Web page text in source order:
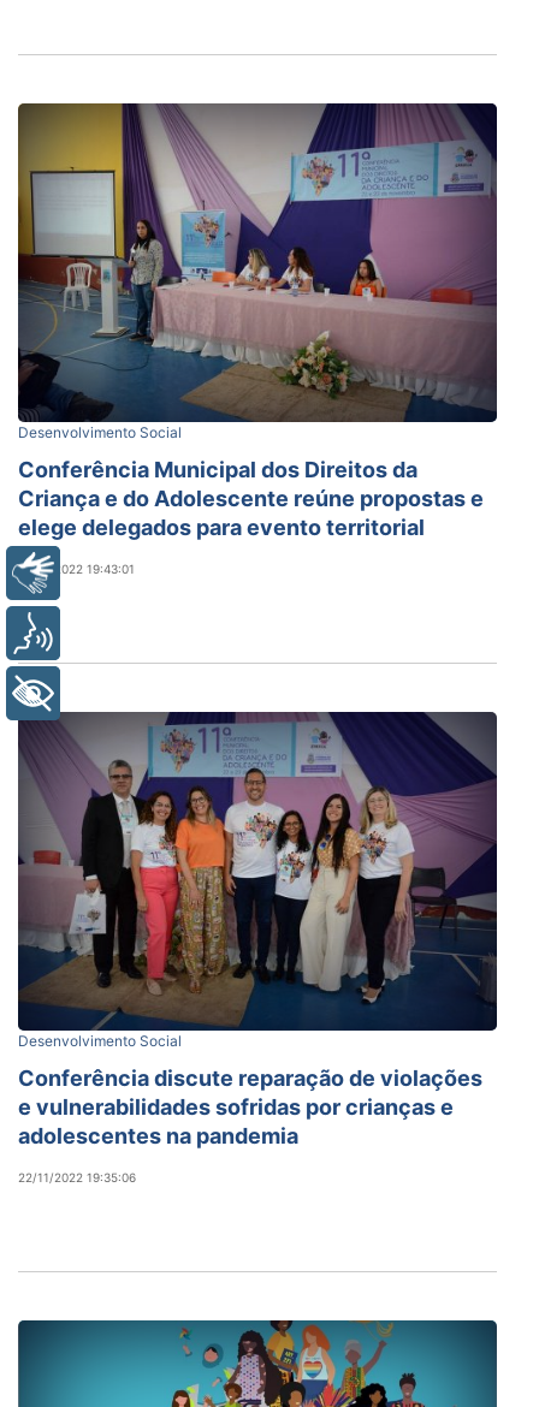
Desenvolvimento Social
Conferência Municipal dos Direitos da
Criança e do Adolescente reúne propostas e
elege delegados para evento territorial
23/11/2022 19:43:01
Desenvolvimento Social
Conferência discute reparação de violações
e vulnerabilidades sofridas por crianças e
adolescentes na pandemia
22/11/2022 19:35:06
Libras